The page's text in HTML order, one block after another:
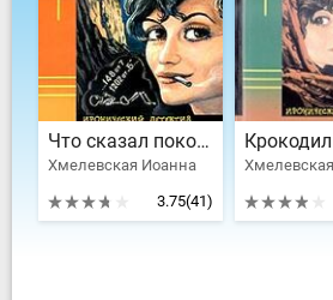
Что сказал покойник
Хмелевская Иоанна
3.75(41)